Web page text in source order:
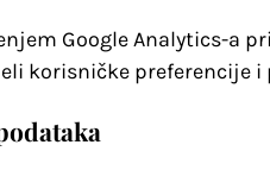
Google Analytics-a
korisničke preferencije i